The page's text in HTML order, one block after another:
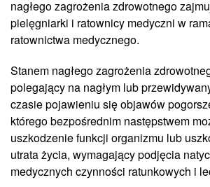
nagłego zagrożenia zdrowotnego
pielęgniarki i ratownicy medyczni w
ratownictwa medycznego.
Stanem nagłego zagrożenia
polegający na nagłym lub
czasie pojawieniu się objawów
którego bezpośrednim następstwem
uszkodzenie funkcji organizmu lub
utrata życia, wymagający podjęcia
medycznych czynności ratunkowych i